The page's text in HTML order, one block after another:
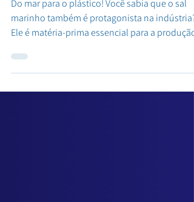
Plástico
Do mar para o plástico! Você sabia que o sal
marinho também é protagonista na indústria?